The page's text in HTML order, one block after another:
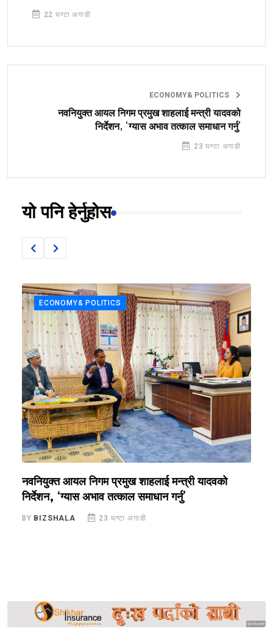
22 घण्टा अगाडी
ECONOMY& POLITICS
नवनियुक्त आयल निगम प्रमुख शाहलाई मन्त्री यादवको
निर्देशन, ‘ग्यास अभाव तत्काल समाधान गर्नु’
23 घण्टा अगाडी
यो पनि हेर्नुहोस
ECONOMY& POLITICS
नवनियुक्त आयल निगम प्रमुख शाहलाई मन्त्री यादवको
निर्देशन, ‘ग्यास अभाव तत्काल समाधान गर्नु’
BY BIZSHALA 23 घण्टा अगाडी
Sponsored